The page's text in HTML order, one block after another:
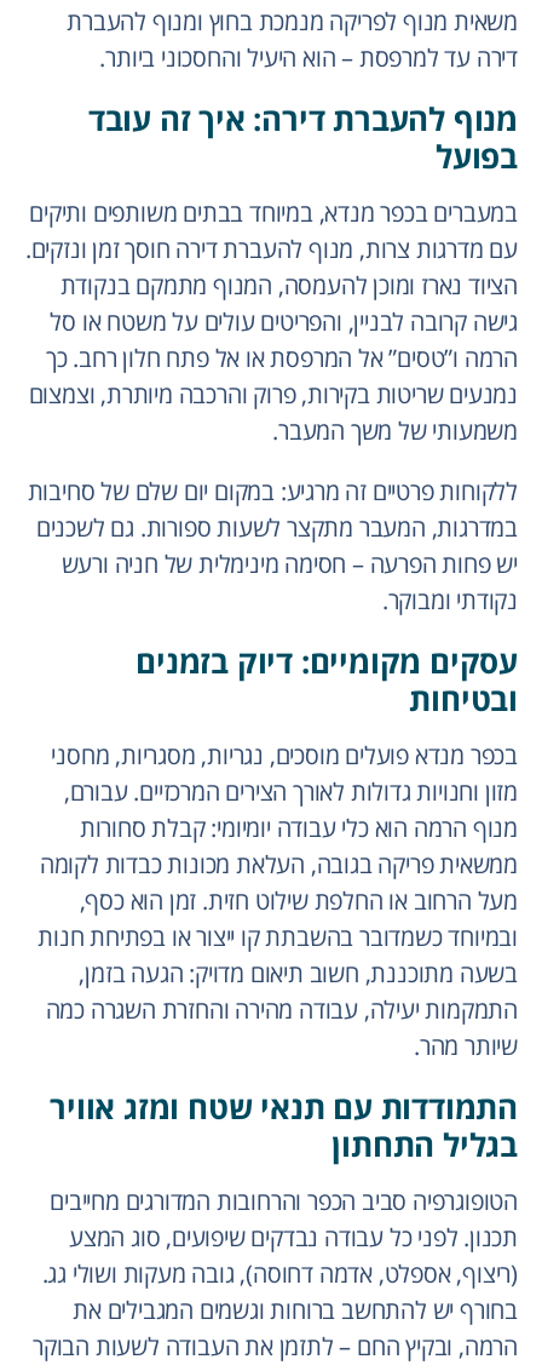
משאית מנוף לפריקה מנמכת בחוץ ומנוף להעברת
דירה עד למרפסת – הוא היעיל והחסכוני ביותר.
מנוף להעברת דירה: איך זה עובד
בפועל
במעברים בכפר מנדא, במיוחד בבתים משותפים ותיקים
עם מדרגות צרות, מנוף להעברת דירה חוסך זמן ונזקים.
הציוד נארז ומוכן להעמסה, המנוף מתמקם בנקודת
גישה קרובה לבניין, והפריטים עולים על משטח או סל
הרמה ו”טסים” אל המרפסת או אל פתח חלון רחב. כך
נמנעים שריטות בקירות, פרוק והרכבה מיותרת, וצמצום
משמעותי של משך המעבר.
ללקוחות פרטיים זה מרגיע: במקום יום שלם של סחיבות
במדרגות, המעבר מתקצר לשעות ספורות. גם לשכנים
יש פחות הפרעה – חסימה מינימלית של חניה ורעש
נקודתי ומבוקר.
עסקים מקומיים: דיוק בזמנים
ובטיחות
בכפר מנדא פועלים מוסכים, נגריות, מסגריות, מחסני
מזון וחנויות גדולות לאורך הצירים המרכזיים. עבורם,
מנוף הרמה הוא כלי עבודה יומיומי: קבלת סחורות
ממשאית פריקה בגובה, העלאת מכונות כבדות לקומה
מעל הרחוב או החלפת שילוט חזית. זמן הוא כסף,
ובמיוחד כשמדובר בהשבתת קו ייצור או בפתיחת חנות
בשעה מתוכננת, חשוב תיאום מדויק: הגעה בזמן,
התמקמות יעילה, עבודה מהירה והחזרת השגרה כמה
שיותר מהר.
התמודדות עם תנאי שטח ומזג אוויר
בגליל התחתון
הטופוגרפיה סביב הכפר והרחובות המדורגים מחייבים
תכנון. לפני כל עבודה נבדקים שיפועים, סוג המצע
(ריצוף, אספלט, אדמה דחוסה), גובה מעקות ושולי גג.
בחורף יש להתחשב ברוחות וגשמים המגבילים את
הרמה, ובקיץ החם – לתזמן את העבודה לשעות הבוקר